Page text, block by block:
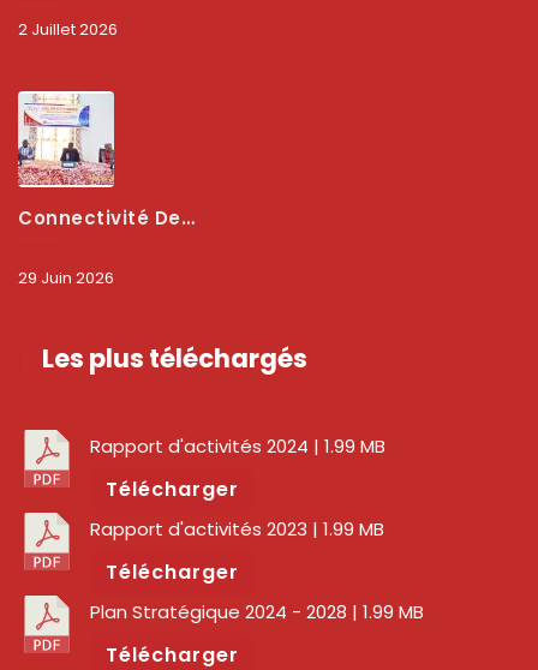
2 Juillet 2026
Connectivité Des Territoires : L’ARCEP Et Les Collectivités Territoriales Scellent Un Pacte Stratégique À Bobo-Dioulasso Pour Booster La Qualité Des Réseaux
29 Juin 2026
Les plus téléchargés
Rapport d'activités 2024 | 1.99 MB
Télécharger
Rapport d'activités 2023 | 1.99 MB
Télécharger
Plan Stratégique 2024 - 2028 | 1.99 MB
Télécharger